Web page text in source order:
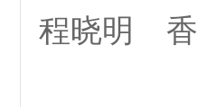
程晓明 香